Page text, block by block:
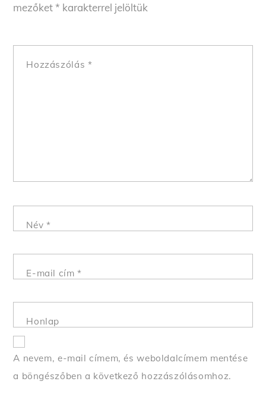
mezőket* karakterrel jelöltük
Hozzászólás *
Név *
E-mail cím*
Honlap
A nevem, e-mail címem, és weboldalcímem mentése
a böngészőben a következő hozzászólásomhoz.